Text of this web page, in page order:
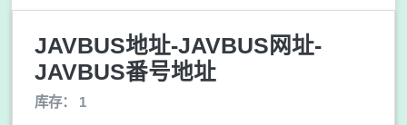
JAVBUS地址-JAVBUS网址-
JAVBUS番号地址
库存： 1